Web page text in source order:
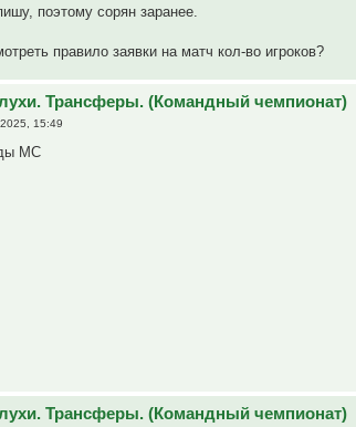
поэтому сорян заранее.
правило заявки на матч кол-во игроков?
Трансферы. (Командный чемпионат)
15:49
МС
Трансферы. (Командный чемпионат)